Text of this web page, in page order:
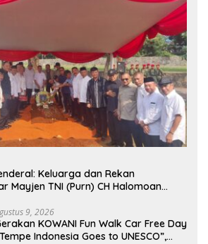
Keluarga dan Rekan
Mayjen TNI (Purn) CH Halomoan
9, 2026
KOWANI Fun Walk Car Free Day
Indonesia Goes to UNESCO”,